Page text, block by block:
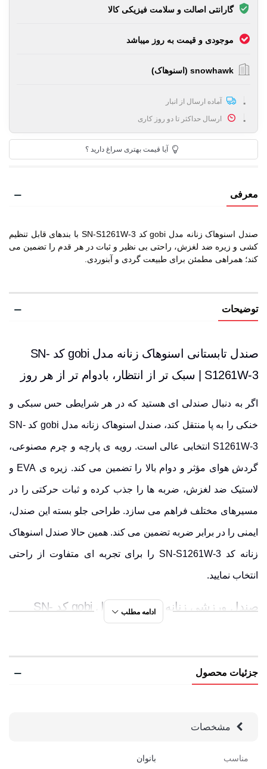
گارانتی اصالت و سلامت فیزیکی کالا
موجودی و قیمت به روز میباشد
snowhawk (اسنوهاک)
آماده ارسال از انبار
ارسال حداکثر تا دو روز کاری
آیا قیمت بهتری سراغ دارید ؟
معرفی
صندل اسنوهاک زنانه مدل gobi کد SN-S1261W-3 با بندهای قابل تنظیم
کشی و زیره ضد لغزش، راحتی بی نظیر و ثبات در هر قدم را تضمین می
کند؛ همراهی مطمئن برای طبیعت گردی و آبنوردی.
توضیحات
صندل تابستانی اسنوهاک زنانه مدل gobi کد SN-
S1261W-3 | سبک تر از انتظار، بادوام تر از هر روز
اگر به دنبال صندلی ای هستید که در هر شرایطی حس سبکی و
خنکی را به پا منتقل کند، صندل اسنوهاک زنانه مدل gobi کد SN-
S1261W-3 انتخابی عالی است. رویه ی پارچه و چرم مصنوعی،
گردش هوای مؤثر و دوام بالا را تضمین می کند. زیره ی EVA و
لاستیک ضد لغزش، ضربه ها را جذب کرده و ثبات حرکتی را در
مسیرهای مختلف فراهم می سازد. طراحی جلو بسته این صندل،
ایمنی را در برابر ضربه تضمین می کند. همین حالا صندل اسنوهاک
زنانه کد SN-S1261W-3 را برای تجربه ای متفاوت از راحتی
انتخاب نمایید.
صندل ورزشی زنانه اسنوهاک مدل gobi کد SN-
رویه ی پارچه و چرم مصنوعی
طراحی جلو بسته با پد محافظ داخلی برای ایمنی کامل
زیره ی ضد لغزش با چسبندگی بالا در مسیرهای لغزنده
ادامه مطلب
جزئیات محصول
مشخصات
مناسب بانوان